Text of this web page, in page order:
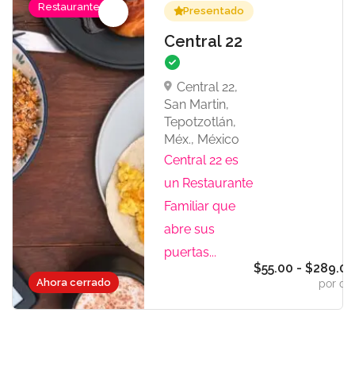
Ahora cerrado
Restaurantes Presentado
Central 22
Central 22,
San Martin,
Tepotzotlán,
Méx., México
Central 22 es
un Restaurante
Familiar que
abre sus
puertas...
$55.00 - $289.00
por día